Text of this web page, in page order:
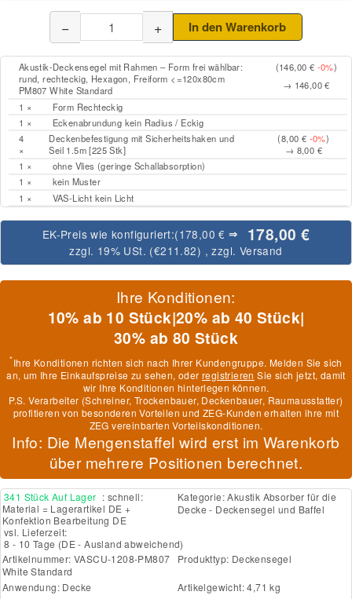
Akustik-Deckensegel mit Rahmen – Form frei wählbar:
rund, rechteckig, Hexagon, Freiform <=120x80cm
PM807 White Standard
(146,00 € -0%)
→ 146,00 €
1 ×
Form Rechteckig
1 ×
Eckenabrundung kein Radius / Eckig
4
×
Deckenbefestigung mit Sicherheitshaken und
Seil 1.5m [225 Stk]
(8,00 € -0%)
→ 8,00 €
1 ×
ohne Vlies (geringe Schallabsorption)
1 ×
kein Muster
1 ×
VAS-Licht kein Licht
EK-Preis wie konfiguriert:(178,00 € ⇒ 178,00 €
zzgl. 19% USt. (€211.82) , zzgl. Versand
− + In den Warenkorb
Ihre Konditionen:
10% ab 10 Stück|20% ab 40 Stück|
30% ab 80 Stück
*Ihre Konditionen richten sich nach Ihrer Kundengruppe. Melden Sie sich
an, um Ihre Einkaufspreise zu sehen, oderregistrieren Sie sich jetzt, damit
wir Ihre Konditionen hinterlegen können.
P.S. Verarbeiter (Schreiner, Trockenbauer, Deckenbauer, Raumausstatter)
profitieren von besonderen Vorteilen und ZEG-Kunden erhalten ihre mit
ZEG vereinbarten Vorteilskonditionen.
Info: Die Mengenstaffel wird erst im Warenkorb
über mehrere Positionen berechnet.
341 Stück Auf Lager : schnell:
Material = Lagerartikel DE +
Konfektion Bearbeitung DE
vsl. Lieferzeit:
8 - 10 Tage (DE - Ausland abweichend)
Kategorie:Akustik Absorber für die
Decke - Deckensegel und Baffel
Artikelnummer: VASCU-1208-PM807
White Standard
Produkttyp: Deckensegel
Anwendung: Decke
Artikelgewicht: 4,71 kg